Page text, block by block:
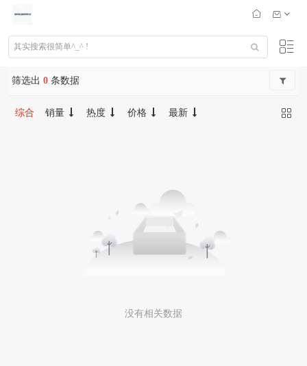
筛选出 0 条数据
综合 销量 热度 价格 最新
没有相关数据